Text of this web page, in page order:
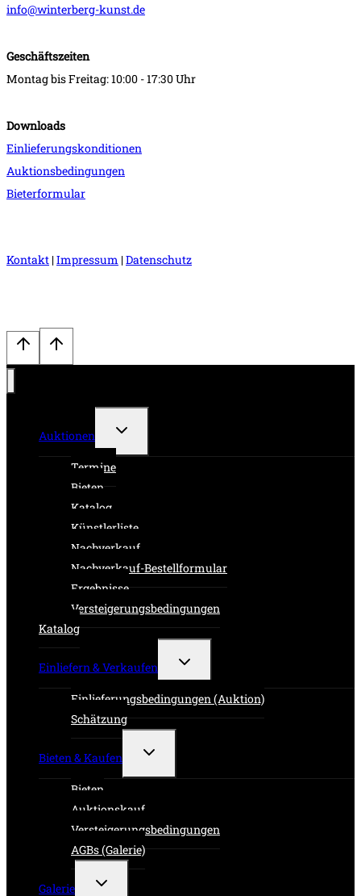
info@winterberg-kunst.de
Geschäftszeiten
Montag bis Freitag: 10:00 - 17:30 Uhr
Downloads
Einlieferungskonditionen
Auktionsbedingungen
Bieterformular
Kontakt |Impressum |Datenschutz
Auktionen
Untermenü
Termine
Bieten
Katalog
Künstlerliste
Nachverkauf
Nachverkauf-Bestellformular
Ergebnisse
Versteigerungsbedingungen
Katalog
Einliefern & Verkaufen
Untermenü
Einlieferungsbedingungen (Auktion)
Schätzung
Bieten & Kaufen
Untermenü
Bieten
Auktionskauf
Versteigerungsbedingungen
AGBs (Galerie)
Galerie
Untermenü